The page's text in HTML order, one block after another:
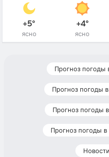
+5°
ясно
+4°
ясно
Прогноз погоды
Прогноз погоды
Прогноз погоды
Прогноз погоды